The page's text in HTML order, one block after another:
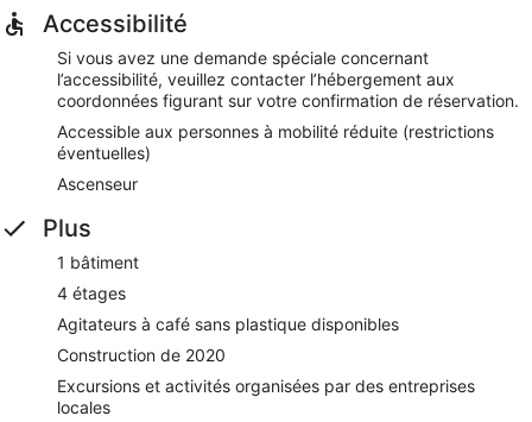
10 h 30.
Un service d'étage (horaires limités) est disponible.
Accessibilité
Si vous avez une demande spéciale concernant
l’accessibilité, veuillez contacter l’hébergement aux
coordonnées figurant sur votre confirmation de réservation.
Accessible aux personnes à mobilité réduite (restrictions
éventuelles)
Ascenseur
Plus
1 bâtiment
4 étages
Agitateurs à café sans plastique disponibles
Construction de 2020
Excursions et activités organisées par des entreprises
locales